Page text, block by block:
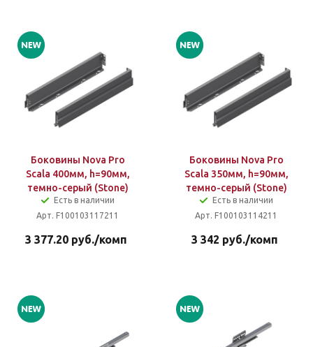
Боковины Nova Pro
Scala 400мм, h=90мм,
темно-серый (Stone)
Есть в наличии
Арт. F100103117211
3 377.20 руб./комп
Боковины Nova Pro
Scala 350мм, h=90мм,
темно-серый (Stone)
Есть в наличии
Арт. F100103114211
3 342 руб./комп